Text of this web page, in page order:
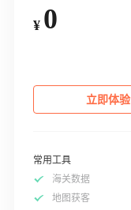
¥ 0
立即体验
常用工具
海关数据
地图获客